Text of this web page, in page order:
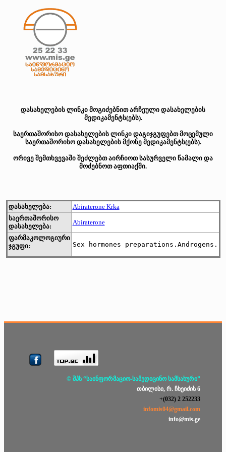
დასახელების ლინკი მოგიძებნით არჩეული დასახელების
მედიკამენტს(ებს).
საერთაშორისო დასახელების ლინკი დაგიჯგუფებთ მოცემული
საერთაშორისო დასახელების მქონე მედიკამენტს(ებს).
ორივე შემთხვევაში შეძლებთ აირჩიოთ სასურველი წამალი და
მოძებნოთ აფთიაქში.
დასახელება:
Abiraterone Krka
საერთაშორისო
დასახელება:
Abiraterone
ფარმაკოლოგიური
ჯგუფი:
Sex hormones preparations.Androgens.
© შპს “საინფორმაციო-სამედიცინო სამსახური”
თბილისი, რ. ჩხეიძის 6
+(032) 2 252233
infomis04@gmail.com
info@mis.ge